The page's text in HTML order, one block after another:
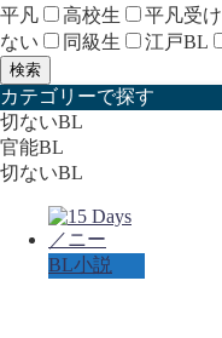
平凡
高校生 平凡受け
ない
同級生 江戸BL
検索
カテゴリーで探す
切ないBL
官能BL
切ないBL
BL小説